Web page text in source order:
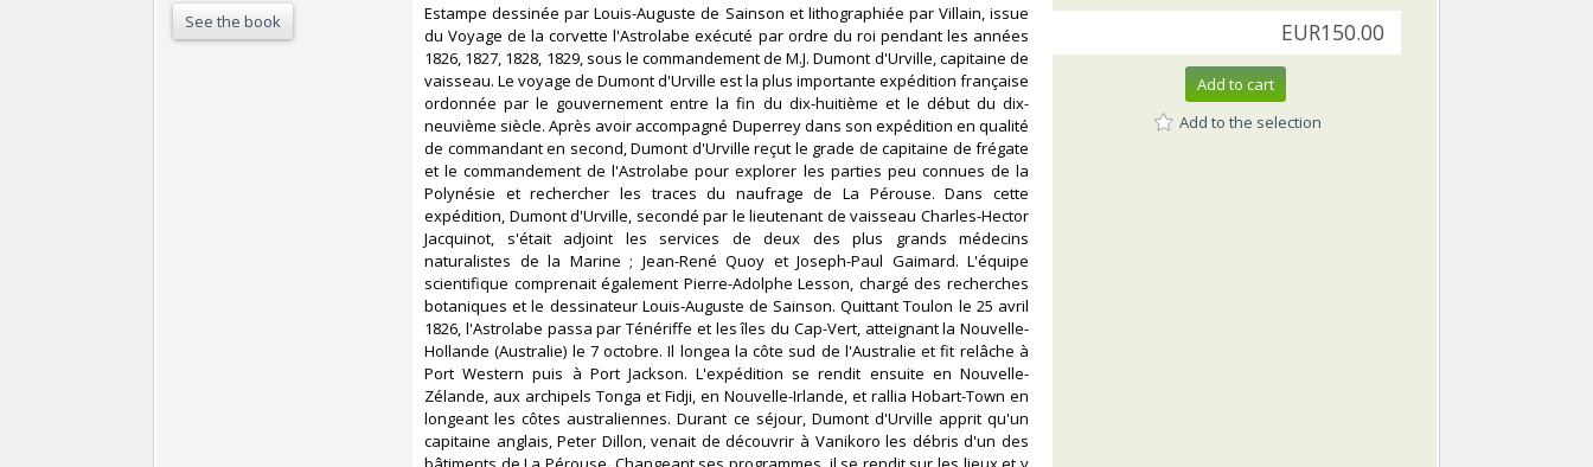
See the book
‎Estampe dessinée par Louis-Auguste de Sainson et lithographiée par Villain, issue
du Voyage de la corvette l'Astrolabe exécuté par ordre du roi pendant les années
1826, 1827, 1828, 1829, sous le commandement de M.J. Dumont d'Urville, capitaine de
vaisseau. Le voyage de Dumont d'Urville est la plus importante expédition française
ordonnée par le gouvernement entre la fin du dix-huitième et le début du dix-
neuvième siècle. Après avoir accompagné Duperrey dans son expédition en qualité
de commandant en second, Dumont d'Urville reçut le grade de capitaine de frégate
et le commandement de l'Astrolabe pour explorer les parties peu connues de la
Polynésie et rechercher les traces du naufrage de La Pérouse. Dans cette
expédition, Dumont d'Urville, secondé par le lieutenant de vaisseau Charles-Hector
Jacquinot, s'était adjoint les services de deux des plus grands médecins
naturalistes de la Marine ; Jean-René Quoy et Joseph-Paul Gaimard. L'équipe
scientifique comprenait également Pierre-Adolphe Lesson, chargé des recherches
botaniques et le dessinateur Louis-Auguste de Sainson. Quittant Toulon le 25 avril
1826, l'Astrolabe passa par Ténériffe et les îles du Cap-Vert, atteignant la Nouvelle-
Hollande (Australie) le 7 octobre. Il longea la côte sud de l'Australie et fit relâche à
Port Western puis à Port Jackson. L'expédition se rendit ensuite en Nouvelle-
Zélande, aux archipels Tonga et Fidji, en Nouvelle-Irlande, et rallia Hobart-Town en
longeant les côtes australiennes. Durant ce séjour, Dumont d'Urville apprit qu'un
capitaine anglais, Peter Dillon, venait de découvrir à Vanikoro les débris d'un des
EUR150.00
Add to cart
Add to the selection